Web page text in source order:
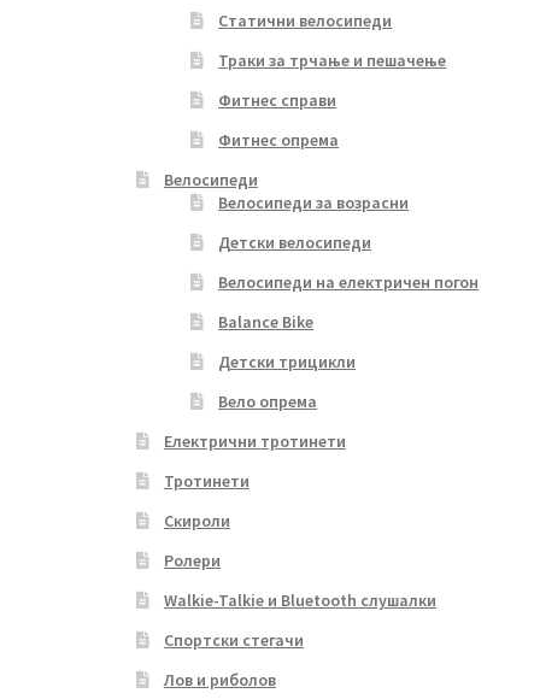
Статични велосипеди
Траки за трчање и пешачење
Фитнес справи
Фитнес опрема
Велосипеди
Велосипеди за возрасни
Детски велосипеди
Велосипеди на електричен погон
Balance Bike
Детски трицикли
Вело опрема
Електрични тротинети
Тротинети
Скироли
Ролери
Walkie-Talkie и Bluetooth слушалки
Спортски стегачи
Лов и риболов